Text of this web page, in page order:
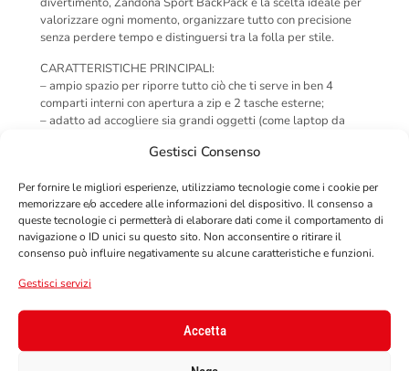
Gestisci Consenso
Per fornire le migliori esperienze, utilizziamo tecnologie come i cookie per
memorizzare e/o accedere alle informazioni del dispositivo. Il consenso a
queste tecnologie ci permetterà di elaborare dati come il comportamento di
navigazione o ID unici su questo sito. Non acconsentire o ritirare il
consenso può influire negativamente su alcune caratteristiche e funzioni.
Gestisci servizi
Accetta
valorizzare ogni momento, organizzare tutto con precisione
senza perdere tempo e distinguersi tra la folla per stile.
CARATTERISTICHE PRINCIPALI:
– ampio spazio per riporre tutto ciò che ti serve in ben 4
comparti interni con apertura a zip e 2 tasche esterne;
– adatto ad accogliere sia grandi oggetti (come laptop da
– pratica tasca interna con elastico per una miglior stabilità
– comoda tasca con vano per il passaggio delle cuffie per
goderti la tua musica preferita in ogni momento;
– ergonomico grazie al sistema di spallacci soft abbinato ad
un utile supporto nell’area del collo/cervicali;
– logo ed inserti rifrangenti per essere sempre visibile e
muoverti in sicurezza, anche di notte;
– comodo schienale in poliestere con mesh 3D per un comfort
assoluto e con funzione anti-sudore;
– spallacci regolabili abbinati ad un pratico sistema di